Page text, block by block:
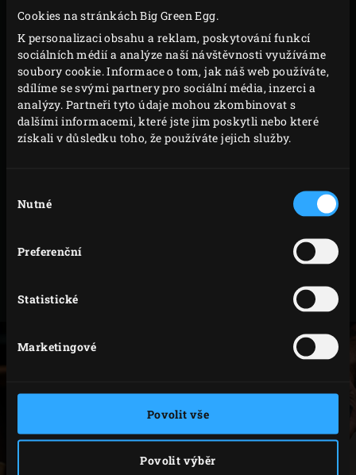
Cookies na stránkách Big Green Egg.
K personalizaci obsahu a reklam, poskytování funkcí
sociálních médií a analýze naší návštěvnosti využíváme
soubory cookie. Informace o tom, jak náš web používáte,
sdílíme se svými partnery pro sociální média, inzerci a
analýzy. Partneři tyto údaje mohou zkombinovat s
dalšími informacemi, které jste jim poskytli nebo které
získali v důsledku toho, že používáte jejich služby.
souhlasu
Nutné
Preferenční
Statistické
Marketingové
Povolit vše
Povolit výběr
VAŘENÍ
Postavte na roštmalou litinovou páneva nechte
zahřát. Přidejte olivový olej a máslo. Jakmile máslo
zezlátne, dejte do pánve obalené filety tak, aby
světlá kůže byla vespod. Nechte rybu přibližně 5-7
a lišky. Zeleninu sem tam promíchejte. Pokaždé
dokud teplota v jádru masa nedosáhne 65°C a
změříte pomocí